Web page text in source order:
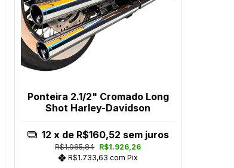
Ponteira 2.1/2" Cromado Long
Shot Harley-Davidson
R$1.985,84 R$1.926,26
R$1.733,63 com Pix
12 x de R$160,52 sem juros